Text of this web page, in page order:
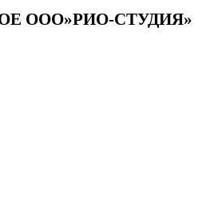
ООО»РИО-СТУДИЯ»